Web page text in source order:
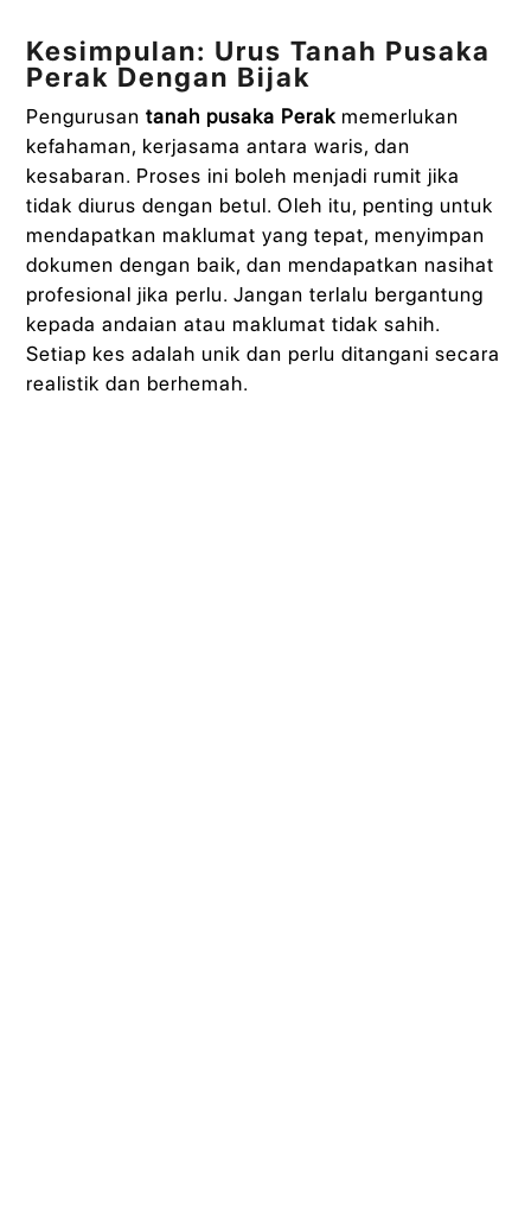
Kesimpulan: Urus Tanah Pusaka
Perak Dengan Bijak
Pengurusantanah pusaka Perak memerlukan
kefahaman, kerjasama antara waris, dan
kesabaran. Proses ini boleh menjadi rumit jika
tidak diurus dengan betul. Oleh itu, penting untuk
mendapatkan maklumat yang tepat, menyimpan
dokumen dengan baik, dan mendapatkan nasihat
profesional jika perlu. Jangan terlalu bergantung
kepada andaian atau maklumat tidak sahih.
Setiap kes adalah unik dan perlu ditangani secara
realistik dan berhemah.